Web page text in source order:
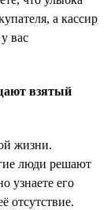
а кассир
вас
взятый
жизни.
люди решают
узнаете его
отсутствие.